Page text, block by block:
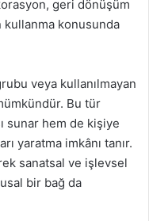
geri dönüşüm
konusunda
veya kullanılmayan
Bu tür
sunar hem de kişiye
yaratma imkânı tanır.
sanatsal ve işlevsel
bir bağ da